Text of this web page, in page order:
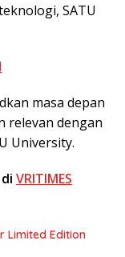
SATU
masa depan
relevan dengan
University.
VRITIMES
Limited Edition